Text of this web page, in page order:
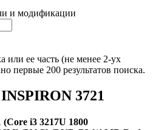
и модификации
или ее часть (не менее 2-ух
первые 200 результатов поиска.
3721
i3 3217U 1800